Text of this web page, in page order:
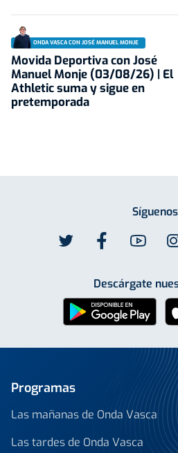
ONDA VASCA CON JOSÉ MANUEL MONJE
Movida Deportiva con José
Manuel Monje (03/08/26) | El
Athletic suma y sigue en
pretemporada
Síguenos
Descárgate
Programas
Las mañanas de Onda Vasca
Las tardes de Onda Vasca